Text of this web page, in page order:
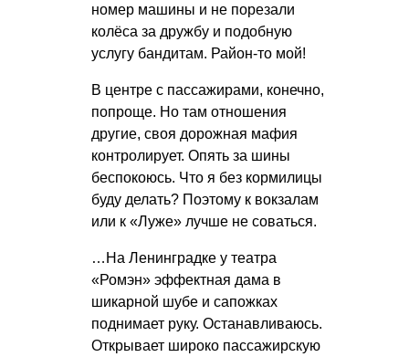
номер машины и не порезали
колёса за дружбу и подобную
услугу бандитам. Район-то мой!
В центре с пассажирами, конечно,
попроще. Но там отношения
другие, своя дорожная мафия
контролирует. Опять за шины
беспокоюсь. Что я без кормилицы
буду делать? Поэтому к вокзалам
или к «Луже» лучше не соваться.
…На Ленинградке у театра
«Ромэн» эффектная дама в
шикарной шубе и сапожках
поднимает руку. Останавливаюсь.
Открывает широко пассажирскую